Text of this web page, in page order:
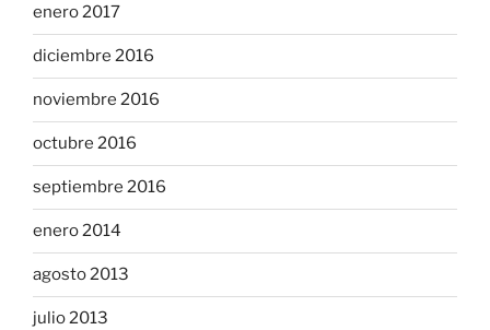
enero 2017
diciembre 2016
noviembre 2016
octubre 2016
septiembre 2016
enero 2014
agosto 2013
julio 2013